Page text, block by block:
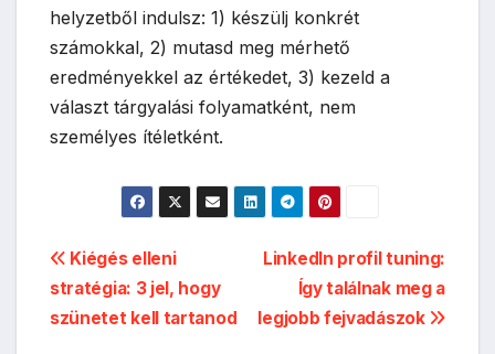
helyzetből indulsz: 1) készülj konkrét
számokkal, 2) mutasd meg mérhető
eredményekkel az értékedet, 3) kezeld a
választ tárgyalási folyamatként, nem
személyes ítéletként.
Bejegyzés
navigáció
LinkedIn profil tuning:
Így találnak meg a
legjobb fejvadászok
Kiégés elleni
stratégia: 3 jel, hogy
szünetet kell tartanod